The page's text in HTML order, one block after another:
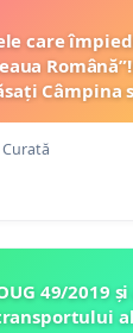
care
Câmpina
49/2019